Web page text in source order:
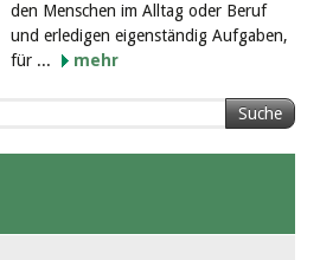
den Menschen im Alltag oder Beruf
und erledigen eigenständig Aufgaben,
für ...
mehr
Suche